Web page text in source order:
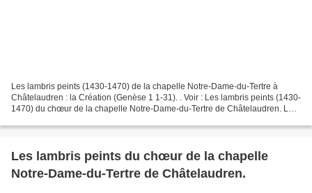
Les lambris peints (1430-1470) de la chapelle Notre-Dame-du-Tertre à
Châtelaudren : la Création (Genèse 1 1-31). . Voir : Les lambris peints (1430-
1470) du chœur de la chapelle Notre-Dame-du-Tertre de Châtelaudren. Les
Les lambris peints du chœur de la chapelle
Notre-Dame-du-Tertre de Châtelaudren.